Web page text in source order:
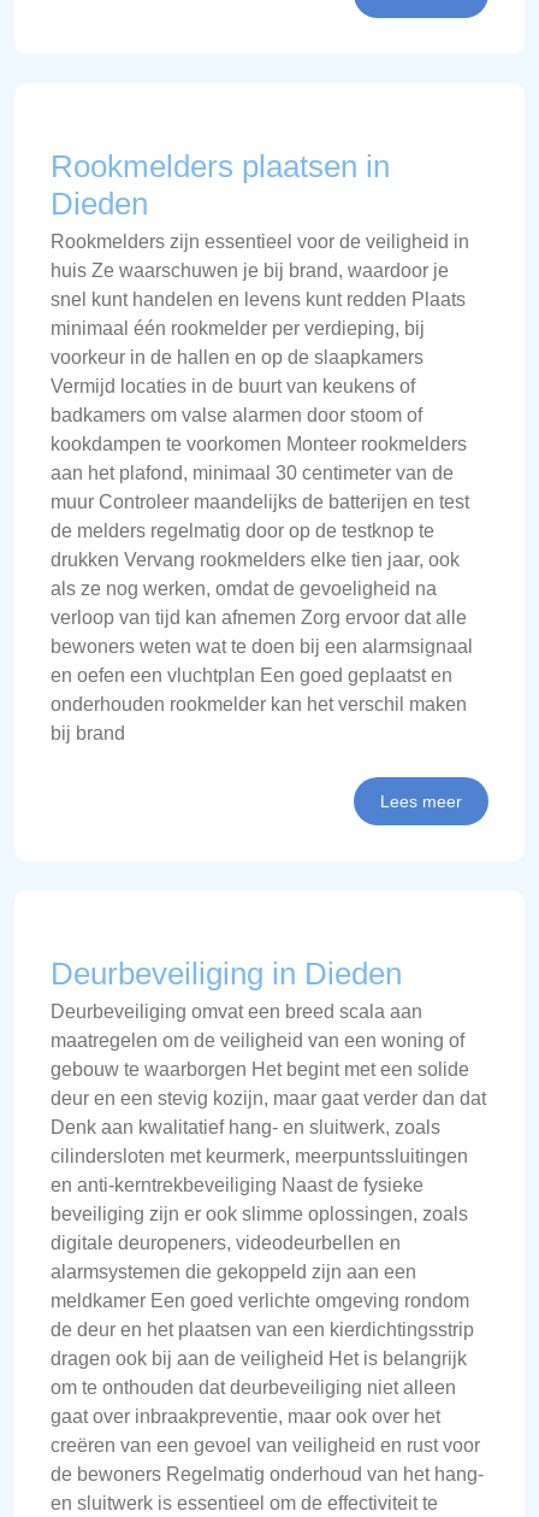
Rookmelders plaatsen in
Dieden
Rookmelders zijn essentieel voor de veiligheid in
huis Ze waarschuwen je bij brand, waardoor je
snel kunt handelen en levens kunt redden Plaats
minimaal één rookmelder per verdieping, bij
voorkeur in de hallen en op de slaapkamers
Vermijd locaties in de buurt van keukens of
badkamers om valse alarmen door stoom of
kookdampen te voorkomen Monteer rookmelders
aan het plafond, minimaal 30 centimeter van de
muur Controleer maandelijks de batterijen en test
de melders regelmatig door op de testknop te
drukken Vervang rookmelders elke tien jaar, ook
als ze nog werken, omdat de gevoeligheid na
verloop van tijd kan afnemen Zorg ervoor dat alle
bewoners weten wat te doen bij een alarmsignaal
en oefen een vluchtplan Een goed geplaatst en
onderhouden rookmelder kan het verschil maken
bij brand
Lees meer
Deurbeveiliging in Dieden
Deurbeveiliging omvat een breed scala aan
maatregelen om de veiligheid van een woning of
gebouw te waarborgen Het begint met een solide
deur en een stevig kozijn, maar gaat verder dan dat
Denk aan kwalitatief hang- en sluitwerk, zoals
cilindersloten met keurmerk, meerpuntssluitingen
en anti-kerntrekbeveiliging Naast de fysieke
beveiliging zijn er ook slimme oplossingen, zoals
digitale deuropeners, videodeurbellen en
alarmsystemen die gekoppeld zijn aan een
meldkamer Een goed verlichte omgeving rondom
de deur en het plaatsen van een kierdichtingsstrip
dragen ook bij aan de veiligheid Het is belangrijk
om te onthouden dat deurbeveiliging niet alleen
gaat over inbraakpreventie, maar ook over het
creëren van een gevoel van veiligheid en rust voor
de bewoners Regelmatig onderhoud van het hang-
en sluitwerk is essentieel om de effectiviteit te